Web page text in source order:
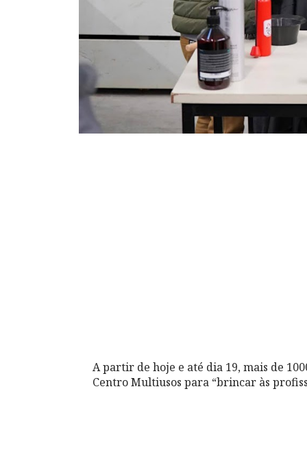
A partir de hoje e até dia 19, mais de
Centro Multiusos para “brincar às